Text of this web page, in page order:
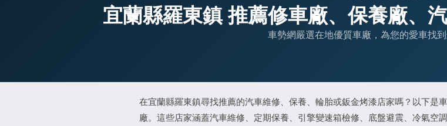
宜蘭縣羅東鎮 推薦修車廠、保養廠、
車勢網嚴選在地優質車廠，為您的愛車找
在宜蘭縣羅東鎮尋找推薦的汽車維修、保養、輪胎或鈑金烤漆店家嗎？以下是
廠。這些店家涵蓋汽車維修、定期保養、引擎變速箱檢修、底盤避震、冷氣空